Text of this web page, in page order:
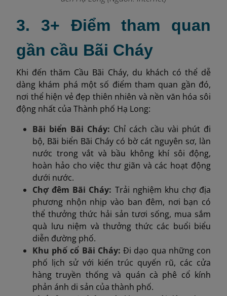
3. 3+ Điểm tham quan
gần cầu Bãi Cháy
Khi đến thăm Cầu Bãi Cháy, du khách có thể dễ
dàng khám phá một số điểm tham quan gần đó,
nơi thể hiện vẻ đẹp thiên nhiên và nền văn hóa sôi
động nhất của Thành phố Hạ Long:
Bãi biển Bãi Cháy: Chỉ cách cầu vài phút đi
bộ, Bãi biển Bãi Cháy có bờ cát nguyên sơ, làn
nước trong vắt và bầu không khí sôi động,
hoàn hảo cho việc thư giãn và các hoạt động
dưới nước.
Chợ đêm Bãi Cháy: Trải nghiệm khu chợ địa
phương nhộn nhịp vào ban đêm, nơi bạn có
thể thưởng thức hải sản tươi sống, mua sắm
quà lưu niệm và thưởng thức các buổi biểu
diễn đường phố.
Khu phố cổ Bãi Cháy:Đi dạo qua những con
phố lịch sử với kiến trúc quyến rũ, các cửa
hàng truyền thống và quán cà phê cổ kính
phản ánh di sản của thành phố.